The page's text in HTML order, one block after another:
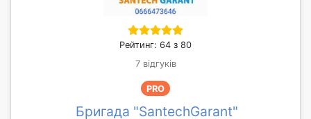
Рейтинг: 64 з 80
7 відгуків
PRO
Бригада "SantechGarant"